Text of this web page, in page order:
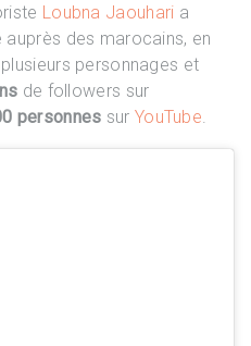
Loubna Jaouhari a
des marocains, en
personnages et
de followers sur
personnes sur YouTube.